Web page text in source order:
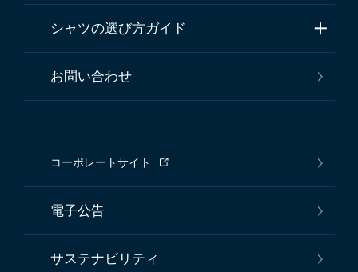
シャツの選び方ガイド
お問い合わせ
コーポレートサイト
電子公告
サステナビリティ